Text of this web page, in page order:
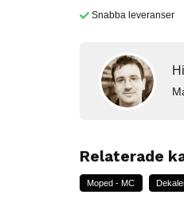
Snabba leveranser
Relaterade
Moped - MC